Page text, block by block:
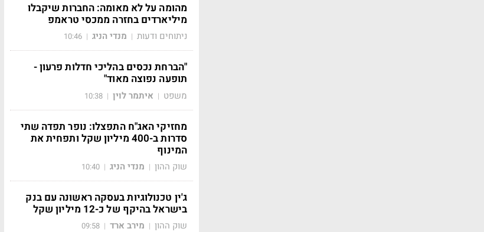
מהומה על לא מאומה: החברות שיקבלו
מיליארדים בחזרה ממכסי טראמפ
ניתוחים ודעות | מנדי הניג |
10:46
"הברחת נכסים בהליכי חדלות פרעון -
תופעה נפוצה מאוד"
משפט | איתמר לוין |
10:38
מחזיקי האג"ח התפצלו: נופר תפדה שתי
סדרות ב-400 מיליון שקל ותפחית את
המינוף
שוק ההון | מנדי הניג |
10:40
ג'ין טכנולוגיות בעסקה ראשונה עם בנק
בישראל בהיקף של כ-12 מיליון שקל
שוק ההון | מירב ארד |
09:58